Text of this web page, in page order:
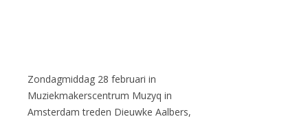
Zondagmiddag 28 februari in
Muziekmakerscentrum Muzyq in
Amsterdam treden Dieuwke Aalbers,